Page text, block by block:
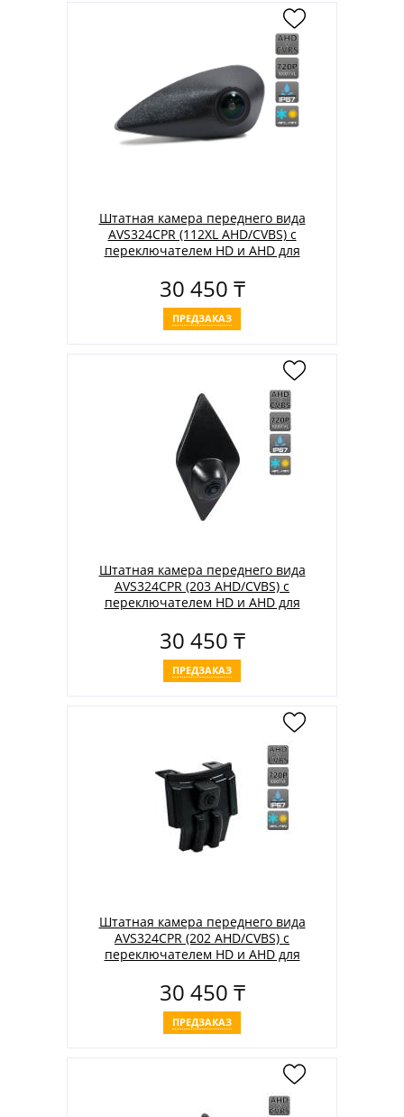
Штатная камера переднего вида
AVS324CPR (112XL AHD/CVBS) с
переключателем HD и AHD для
30 450 ₸
ПРЕДЗАКАЗ
Штатная камера переднего вида
AVS324CPR (203 AHD/CVBS) с
переключателем HD и AHD для
30 450 ₸
ПРЕДЗАКАЗ
Штатная камера переднего вида
AVS324CPR (202 AHD/CVBS) с
переключателем HD и AHD для
30 450 ₸
ПРЕДЗАКАЗ